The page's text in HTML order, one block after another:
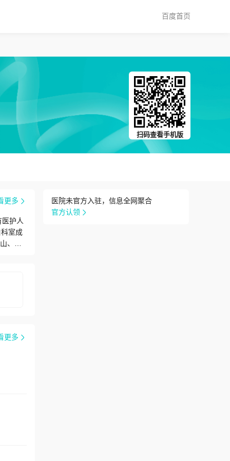
百度首页
扫码查看手机版
更多
护人
室成
、佛
医院
，整
11项
更多
医院未官方入驻，信息全网聚合
官方认领